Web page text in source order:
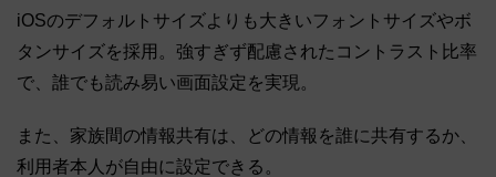
iOSのデフォルトサイズよりも大きいフォントサイズやボ
タンサイズを採用。強すぎず配慮されたコントラスト比率
で、誰でも読み易い画面設定を実現。
また、家族間の情報共有は、どの情報を誰に共有するか、
利用者本人が自由に設定できる。